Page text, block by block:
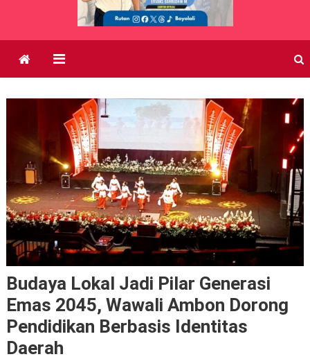
Budaya Lokal Jadi Pilar Generasi
Emas 2045, Wawali Ambon Dorong
Pendidikan Berbasis Identitas
Daerah